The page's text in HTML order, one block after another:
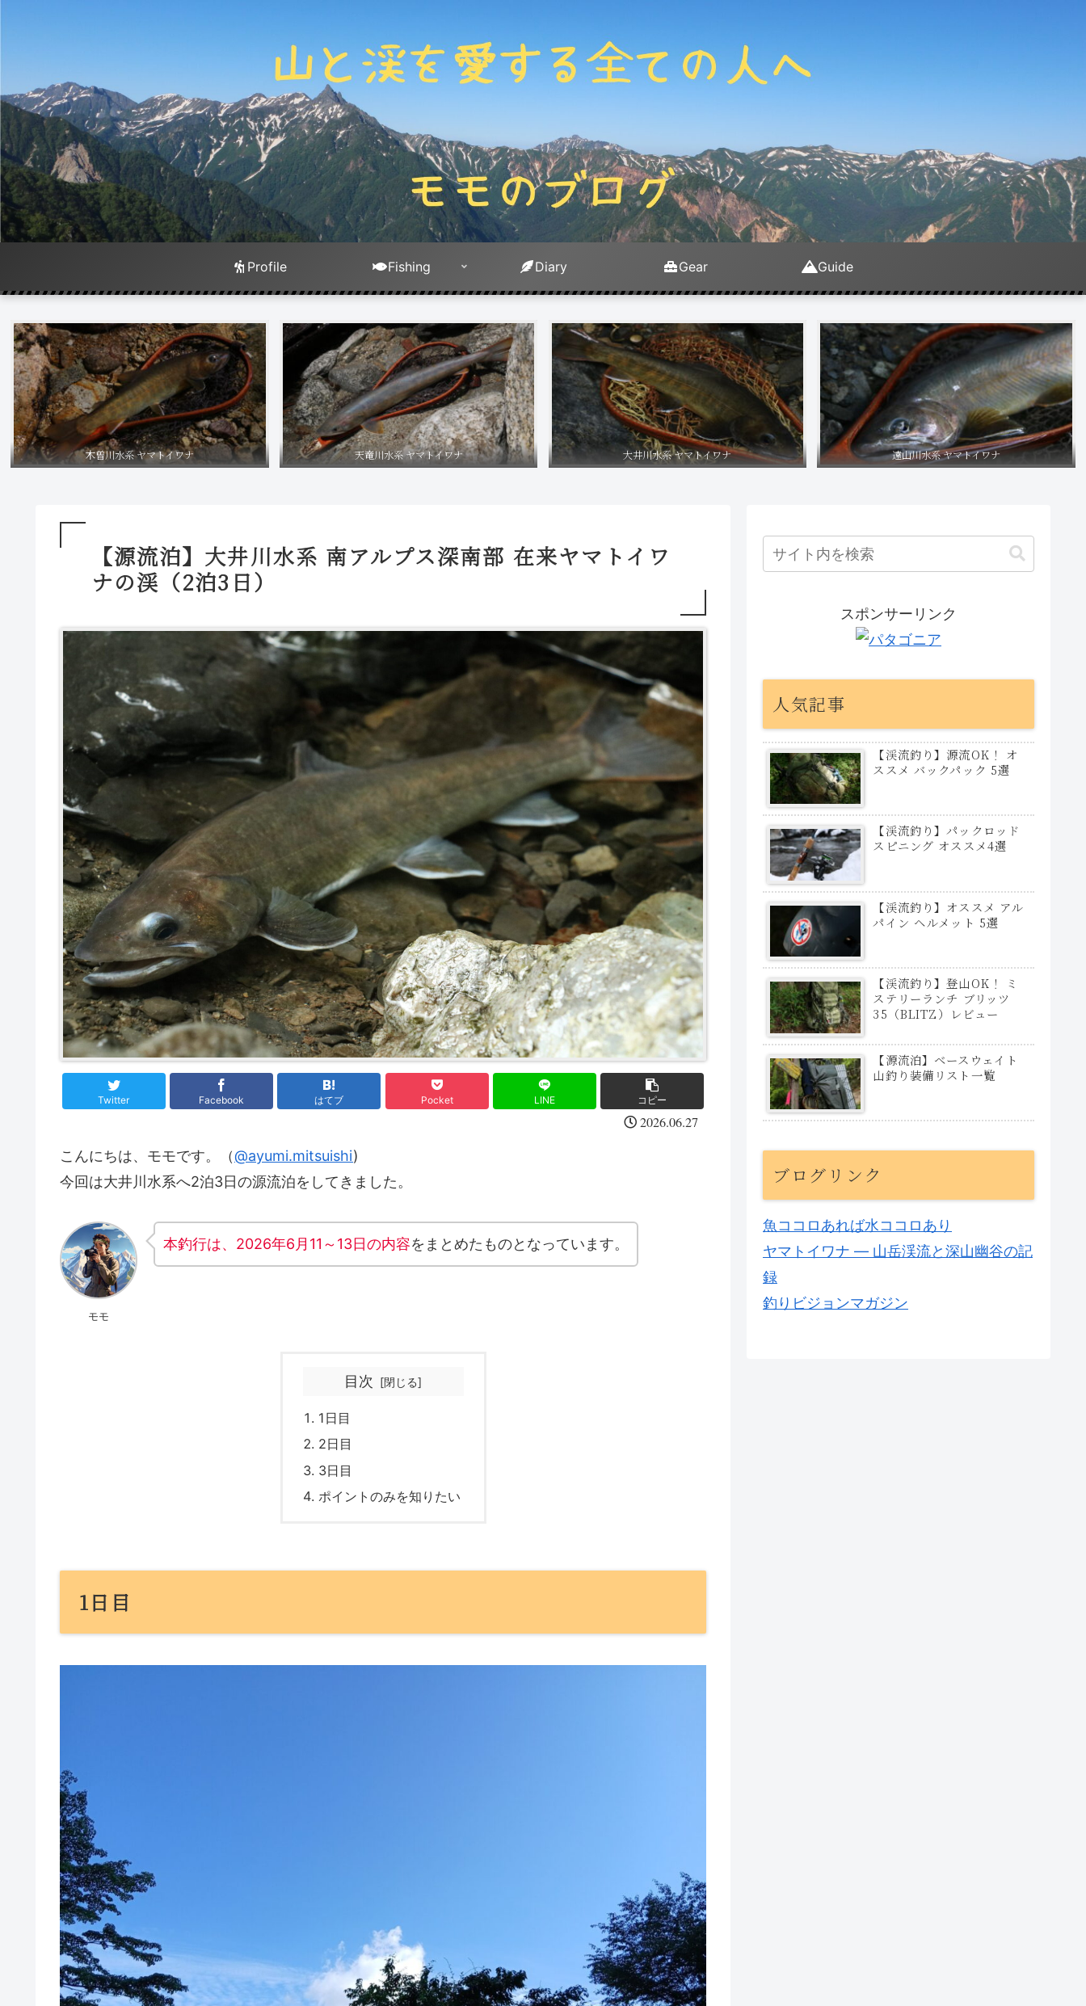
Profile Fishing Diary Gear Guide
木曽川水系 ヤマトイワナ 天竜川水系 ヤマトイワナ 大井川水系 ヤマトイワナ 遠山川水系 ヤマトイワナ
【源流泊】大井川水系 南アルプス深南部 在来ヤマトイワ
ナの渓（2泊3日）
Twitter Facebook はてブ Pocket LINE コピー
2026.06.27
こんにちは、モモです。（@ayumi.mitsuishi)
今回は大井川水系へ2泊3日の源流泊をしてきました。
モモ
本釣行は、2026年6月11～13日の内容をまとめたものとなっています。
目次
1日目
2日目
3日目
ポイントのみを知りたい
1日目
スポンサーリンク
人気記事
【渓流釣り】源流OK！ オ
ススメ バックパック 5選
【渓流釣り】パックロッド
スピニング オススメ4選
【渓流釣り】オススメ アル
パイン ヘルメット 5選
【渓流釣り】登山OK！ ミ
ステリーランチ ブリッツ
35（BLITZ）レビュー
【源流泊】ベースウェイト
山釣り装備リスト一覧
ブログリンク
魚ココロあれば水ココロあり
ヤマトイワナ — 山岳渓流と深山幽谷の記
録
釣りビジョンマガジン